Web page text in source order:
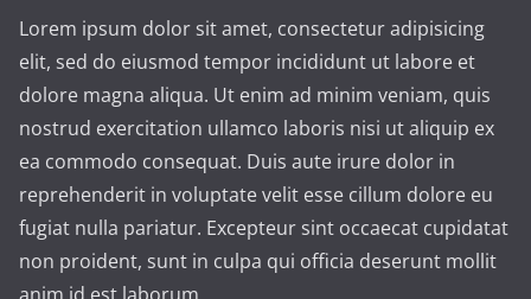
Lorem ipsum dolor sit amet, consectetur adipisicing
elit, sed do eiusmod tempor incididunt ut labore et
dolore magna aliqua. Ut enim ad minim veniam, quis
nostrud exercitation ullamco laboris nisi ut aliquip ex
ea commodo consequat. Duis aute irure dolor in
reprehenderit in voluptate velit esse cillum dolore eu
fugiat nulla pariatur. Excepteur sint occaecat cupidatat
non proident, sunt in culpa qui officia deserunt mollit
anim id est laborum.